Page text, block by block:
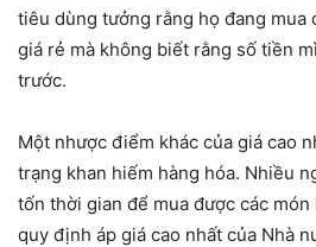
tiêu dùng tưởng rằng họ đang mua
giá rẻ mà không biết rằng số tiền
trước.
Một nhược điểm khác của giá cao
trạng khan hiếm hàng hóa. Nhiều
tốn thời gian để mua được các
quy định áp giá cao nhất của Nhà